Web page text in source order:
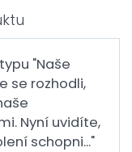
"Naše
se rozhodli,
Nyní uvidíte,
schopni..."